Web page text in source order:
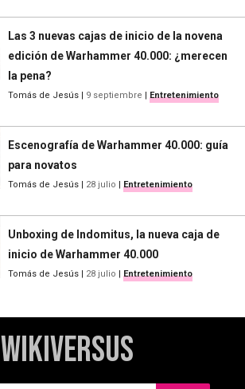
Las 3 nuevas cajas de inicio de la novena
edición de Warhammer 40.000: ¿merecen
la pena?
Tomás de Jesús | 9 septiembre | Entretenimiento
Escenografía de Warhammer 40.000: guía
para novatos
Tomás de Jesús | 28 julio | Entretenimiento
Unboxing de Indomitus, la nueva caja de
inicio de Warhammer 40.000
Tomás de Jesús | 28 julio | Entretenimiento
WikiVersus